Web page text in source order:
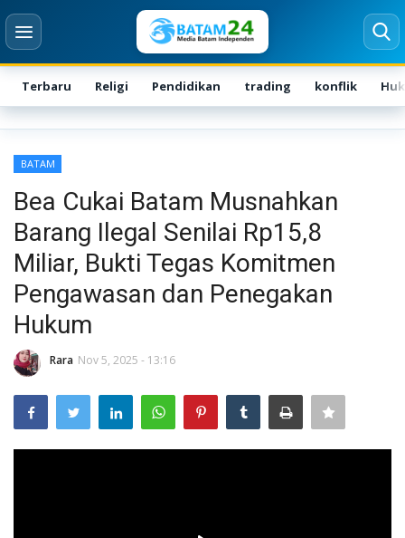
Terbaru Religi Pendidikan trading konflik
Login Register
Karir
Kontak
BATAM
NASIONAL
Kepri
BATAM
Bea Cukai Batam Musnahkan
Barang Ilegal Senilai Rp15,8
Miliar, Bukti Tegas Komitmen
Pengawasan dan Penegakan
Hukum
Rara Nov 5, 2025 - 13:16